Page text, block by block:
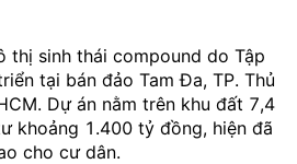
thị sinh thái compound do Tập
tại bán đảo Tam Đa, TP. Thủ
Dự án nằm trên khu đất 7,4
khoảng 1.400 tỷ đồng, hiện đã
cho cư dân.